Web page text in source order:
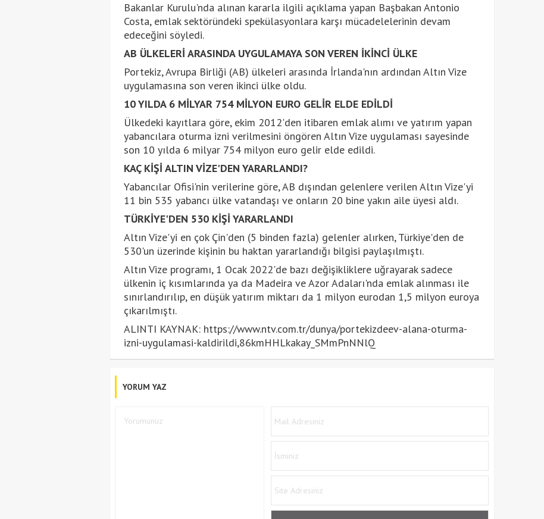
Bakanlar Kurulu'nda alınan kararla ilgili açıklama yapan Başbakan Antonio
Costa, emlak sektöründeki spekülasyonlara karşı mücadelelerinin devam
edeceğini söyledi.
AB ÜLKELERİ ARASINDA UYGULAMAYA SON VEREN İKİNCİ ÜLKE
Portekiz, Avrupa Birliği (AB) ülkeleri arasında İrlanda'nın ardından Altın Vize
uygulamasına son veren ikinci ülke oldu.
10 YILDA 6 MİLYAR 754 MİLYON EURO GELİR ELDE EDİLDİ
Ülkedeki kayıtlara göre, ekim 2012'den itibaren emlak alımı ve yatırım yapan
yabancılara oturma izni verilmesini öngören Altın Vize uygulaması sayesinde
son 10 yılda 6 milyar 754 milyon euro gelir elde edildi.
KAÇ KİŞİ ALTIN VİZE'DEN YARARLANDI?
Yabancılar Ofisi'nin verilerine göre, AB dışından gelenlere verilen Altın Vize'yi
11 bin 535 yabancı ülke vatandaşı ve onların 20 bine yakın aile üyesi aldı.
TÜRKİYE'DEN 530 KİŞİ YARARLANDI
Altın Vize'yi en çok Çin'den (5 binden fazla) gelenler alırken, Türkiye'den de
530'un üzerinde kişinin bu haktan yararlandığı bilgisi paylaşılmıştı.
Altın Vize programı, 1 Ocak 2022'de bazı değişikliklere uğrayarak sadece
ülkenin iç kısımlarında ya da Madeira ve Azor Adaları'nda emlak alınması ile
sınırlandırılıp, en düşük yatırım miktarı da 1 milyon eurodan 1,5 milyon euroya
çıkarılmıştı.
ALINTI KAYNAK: https://www.ntv.com.tr/dunya/portekizdeev-alana-oturma-
izni-uygulamasi-kaldirildi,86kmHHLkakay_SMmPnNNlQ
YORUM YAZ